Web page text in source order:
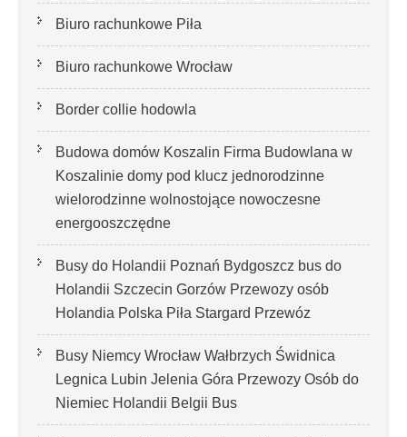
Biuro rachunkowe Piła
Biuro rachunkowe Wrocław
Border collie hodowla
Budowa domów Koszalin Firma Budowlana w
Koszalinie domy pod klucz jednorodzinne
wielorodzinne wolnostojące nowoczesne
energooszczędne
Busy do Holandii Poznań Bydgoszcz bus do
Holandii Szczecin Gorzów Przewozy osób
Holandia Polska Piła Stargard Przewóz
Busy Niemcy Wrocław Wałbrzych Świdnica
Legnica Lubin Jelenia Góra Przewozy Osób do
Niemiec Holandii Belgii Bus